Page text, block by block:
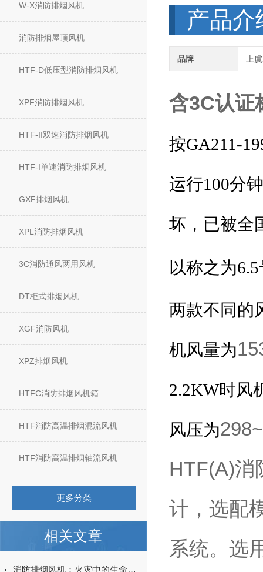
W-X消防排烟风机
消防排烟屋顶风机
HTF-D低压型消防排烟风机
XPF消防排烟风机
HTF-II双速消防排烟风机
HTF-I单速消防排烟风机
GXF排烟风机
XPL消防排烟风机
3C消防通风两用风机
DT柜式排烟风机
XGF消防风机
XPZ排烟风机
HTFC消防排烟风机箱
HTF消防高温排烟混流风机
HTF消防高温排烟轴流风机
更多分类
相关文章
消防排烟风机：火灾中的生命守护使者
产品介
品牌 上
含3C认证
按GA211-
运行100分
坏，已被全
以称之为6.5
两款不同的
机风量为
2.2KW时风
风压为
HTF(A)消
计，选配
系统。选